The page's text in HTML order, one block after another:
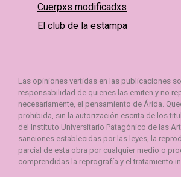
Cuerpxs modificadxs
El club de la estampa
Las opiniones vertidas en las publicaciones
responsabilidad de quienes las emiten y no
necesariamente, el pensamiento de Árida.
prohibida, sin la autorización escrita de los
del Instituto Universitario Patagónico de las
sanciones establecidas por las leyes, la
parcial de esta obra por cualquier medio o
comprendidas la reprografía y el tratamiento